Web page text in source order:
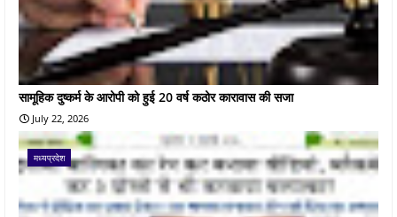
सामूहिक दुष्कर्म के आरोपी को हुई 20 वर्ष कठोर कारावास की सजा
July 22, 2026
मध्यप्रदेश